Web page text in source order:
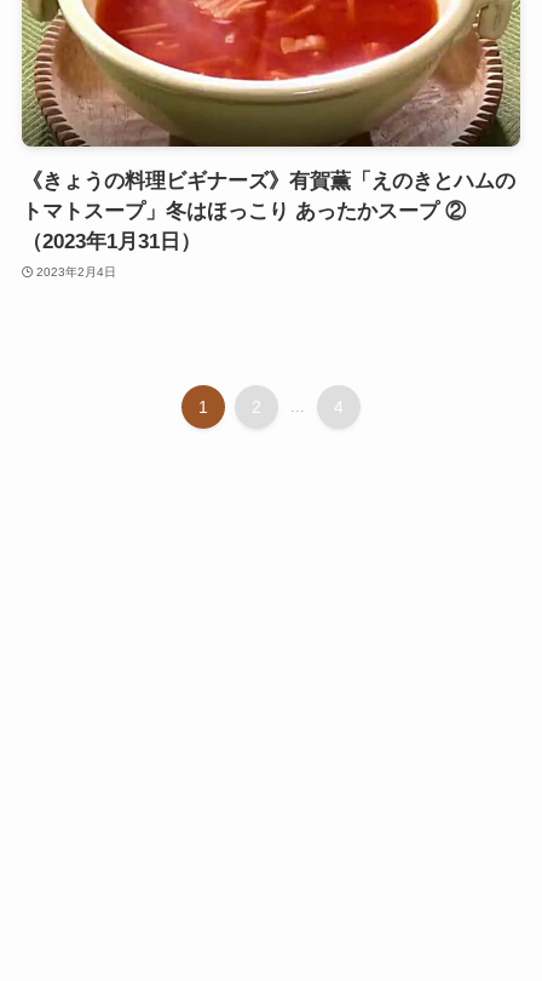
《きょうの料理ビギナーズ》有賀薫「えのきとハムの
トマトスープ」冬はほっこり あったかスープ ②
（2023年1月31日）
2023年2月4日
1 2 ... 4